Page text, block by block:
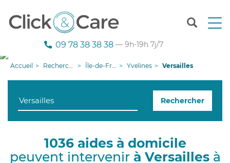
T
n
g
i
09 78 38 38 38 — 9h-19h 7j/7
Accueil Recherche aide à domicile Île-de-France Yvelines Versailles
Rechercher
1036 aides à domicile
peuvent intervenir à Versaillesà